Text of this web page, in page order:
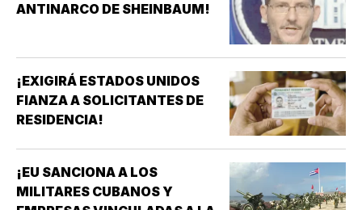
ANTINARCO DE SHEINBAUM!
¡EXIGIRÁ ESTADOS UNIDOS
FIANZA A SOLICITANTES DE
RESIDENCIA!
¡EU SANCIONA A LOS
MILITARES CUBANOS Y